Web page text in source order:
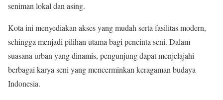
seniman lokal dan asing.
Kota ini menyediakan akses yang mudah serta fasilitas modern,
sehingga menjadi pilihan utama bagi pencinta seni. Dalam
suasana urban yang dinamis, pengunjung dapat menjelajahi
berbagai karya seni yang mencerminkan keragaman budaya
Indonesia.